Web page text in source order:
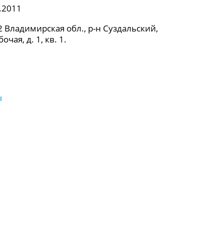
обл., р-н Суздальский,
д. 1, кв. 1.